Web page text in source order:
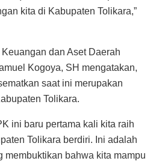
kita di Kabupaten Tolikara,”
dan Aset Daerah
Kogoya, SH mengatakan,
saat ini merupakan
Tolikara.
ini baru pertama kali kita raih
Tolikara berdiri. Ini adalah
membuktikan bahwa kita mampu